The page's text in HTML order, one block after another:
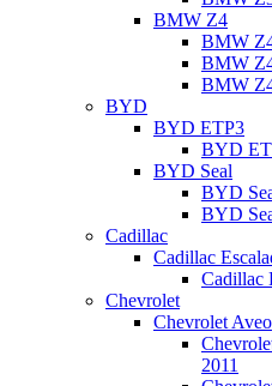
BMW Z4
BMW
BMW
BMW
BYD
BYD ETP3
BYD
BYD Seal
BYD
BYD
Cadillac
Cadillac
Cadillac
Chevrolet
Chevrolet Aveo
2011